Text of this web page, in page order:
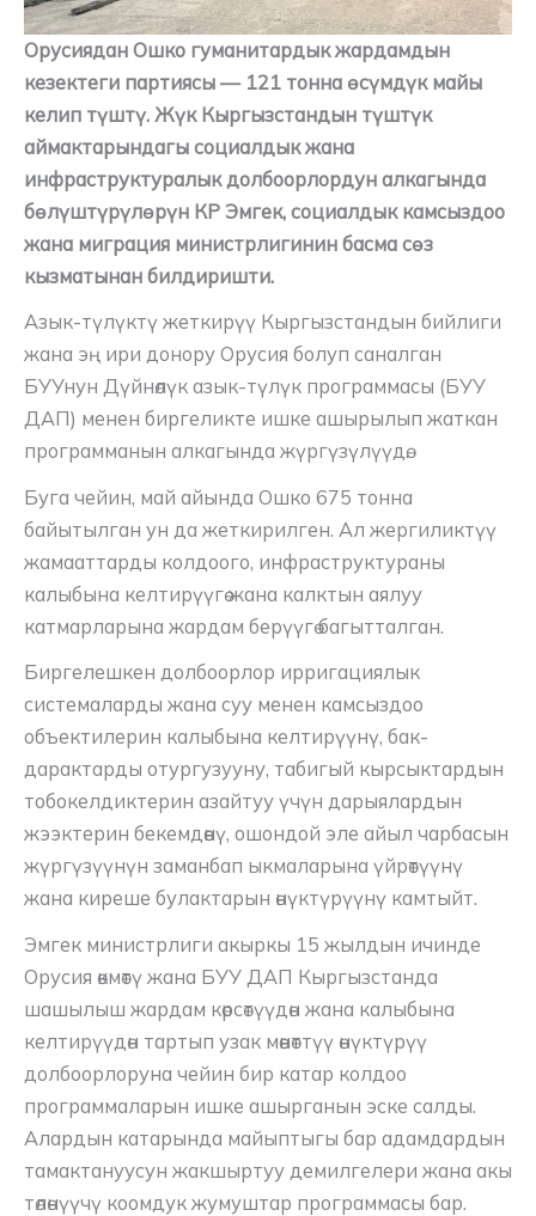
Орусиядан Ошко гуманитардык жардамдын
кезектеги партиясы — 121 тонна өсүмдүк майы
келип түштү. Жүк Кыргызстандын түштүк
аймактарындагы социалдык жана
инфраструктуралык долбоорлордун алкагында
бөлүштүрүлөрүн КР Эмгек, социалдык камсыздоо
жана миграция министрлигинин басма сөз
кызматынан билдиришти.
Азык-түлүктү жеткирүү Кыргызстандын бийлиги
жана эң ири донору Орусия болуп саналган
БУУнун Дүйнөлүк азык-түлүк программасы (БУУ
ДАП) менен биргеликте ишке ашырылып жаткан
программанын алкагында жүргүзүлүүдө.
Буга чейин, май айында Ошко 675 тонна
байытылган ун да жеткирилген. Ал жергиликтүү
жамааттарды колдоого, инфраструктураны
калыбына келтирүүгө жана калктын аялуу
катмарларына жардам берүүгө багытталган.
Биргелешкен долбоорлор ирригациялык
системаларды жана суу менен камсыздоо
объектилерин калыбына келтирүүнү, бак-
дарактарды отургузууну, табигый кырсыктардын
тобокелдиктерин азайтуу үчүн дарыялардын
жээктерин бекемдөөнү, ошондой эле айыл чарбасын
жүргүзүүнүн заманбап ыкмаларына үйрөтүүнү
жана киреше булактарын өнүктүрүүнү камтыйт.
Эмгек министрлиги акыркы 15 жылдын ичинде
Орусия өкмөтү жана БУУ ДАП Кыргызстанда
шашылыш жардам көрсөтүүдөн жана калыбына
келтирүүдөн тартып узак мөөнөттүү өнүктүрүү
долбоорлоруна чейин бир катар колдоо
программаларын ишке ашырганын эске салды.
Алардын катарында майыптыгы бар адамдардын
тамактануусун жакшыртуу демилгелери жана акы
төлөнүүчү коомдук жумуштар программасы бар.